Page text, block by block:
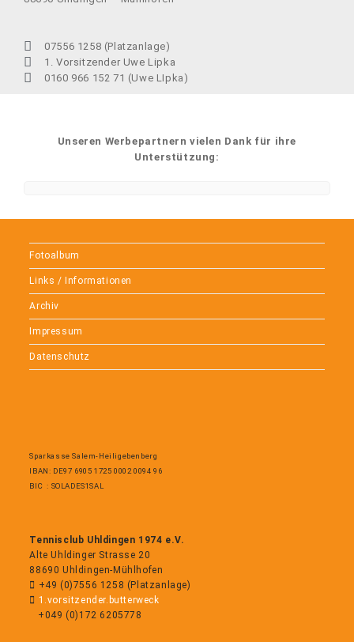
07556 1258 (Platzanlage)
1. Vorsitzender Uwe Lipka
0160 966 152 71 (Uwe LIpka)
Unseren Werbepartnern vielen Dank für ihre
Unterstützung:
Fotoalbum
Links / Informationen
Archiv
Impressum
Datenschutz
Sparkasse Salem-Heiligebenberg
IBAN: DE97 6905 1725 0002 0094 96
BIC : SOLADES1SAL
Tennisclub Uhldingen 1974 e.V.
Alte Uhldinger Strasse 20
88690 Uhldingen-Mühlhofen
+49 (0)7556 1258 (Platzanlage)
1.vorsitzender.butterweck
+049 (0)172 6205778